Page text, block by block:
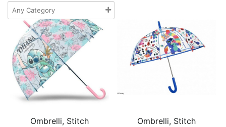
Ombrelli, Stitch
Ombrelli, Stitch